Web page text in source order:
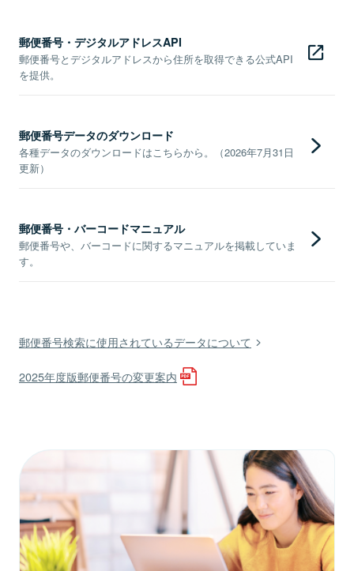
郵便番号・デジタルアドレスAPI
郵便番号とデジタルアドレスから住所を取得できる公式API
を提供。
郵便番号データのダウンロード
各種データのダウンロードはこちらから。（2026年7月31日
更新）
郵便番号・バーコードマニュアル
郵便番号や、バーコードに関するマニュアルを掲載していま
す。
郵便番号検索に使用されているデータについて
2025年度版郵便番号の変更案内